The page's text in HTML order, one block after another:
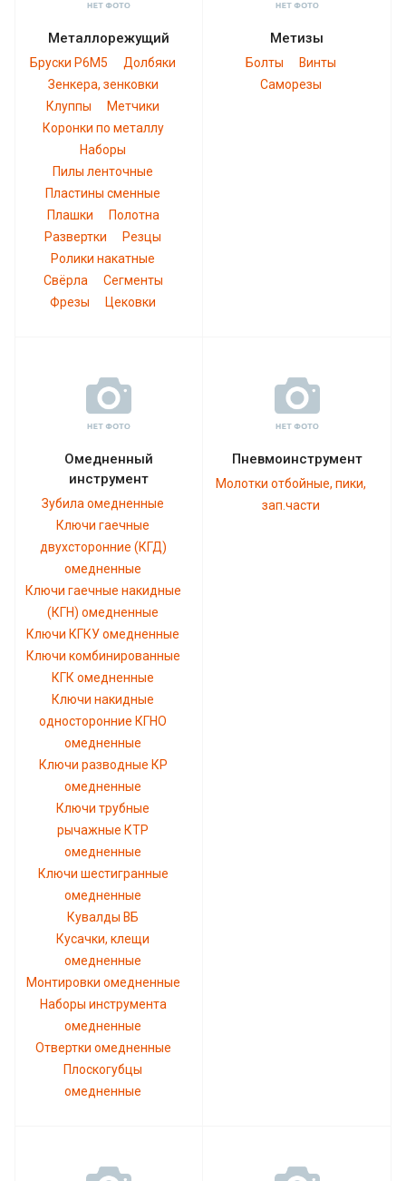
Металлорежущий
Бруски Р6М5
Долбяки
Зенкера, зенковки
Клуппы
Метчики
Коронки по металлу
Наборы
Пилы ленточные
Пластины сменные
Плашки
Полотна
Развертки
Резцы
Ролики накатные
Свёрла
Сегменты
Фрезы
Цековки
Метизы
Болты
Винты
Саморезы
Омедненный
инструмент
Зубила омедненные
Ключи гаечные
двухсторонние (КГД)
омедненные
Ключи гаечные накидные
(КГН) омедненные
Ключи КГКУ омедненные
Ключи комбинированные
КГК омедненные
Ключи накидные
односторонние КГНО
омедненные
Ключи разводные КР
омедненные
Ключи трубные
рычажные КТР
омедненные
Ключи шестигранные
омедненные
Кувалды ВБ
Кусачки, клещи
омедненные
Монтировки омедненные
Наборы инструмента
омедненные
Отвертки омедненные
Плоскогубцы
омедненные
Пневмоинструмент
Молотки отбойные, пики,
зап.части